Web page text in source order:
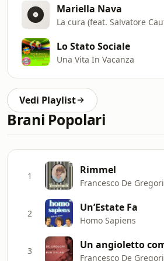
Mariella Nava
Lo Stato Sociale
Una Vita In Vacanza
Vedi Playlist
Brani Popolari
1 Rimmel
Francesco De Gregori
2 Un’Estate Fa
Homo Sapiens
3
Francesco De Gregori